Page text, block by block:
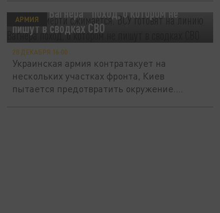
"линию Вагнера" поход, о котором не
пишут в сводках СВО
АРМИЯ
28 ДЕКАБРЯ 16:00
Украинская армия контратакует на
нескольких участках фронта, Киев
пытается предотвратить окружение.